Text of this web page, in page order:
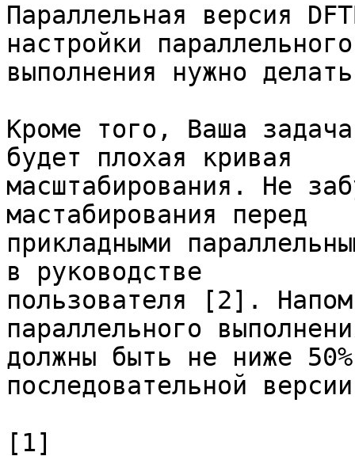
Параллельная версия
настройки
выполнения нужно
Кроме того, Ваша
будет плохая кривая
масштабирования. Не
мастабирования перед
прикладными
в руководстве
пользователя [2].
параллельного
должны быть не ниже
последовательной